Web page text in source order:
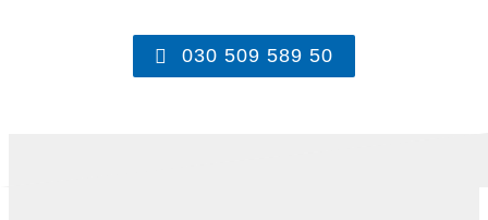
030 509 589 50